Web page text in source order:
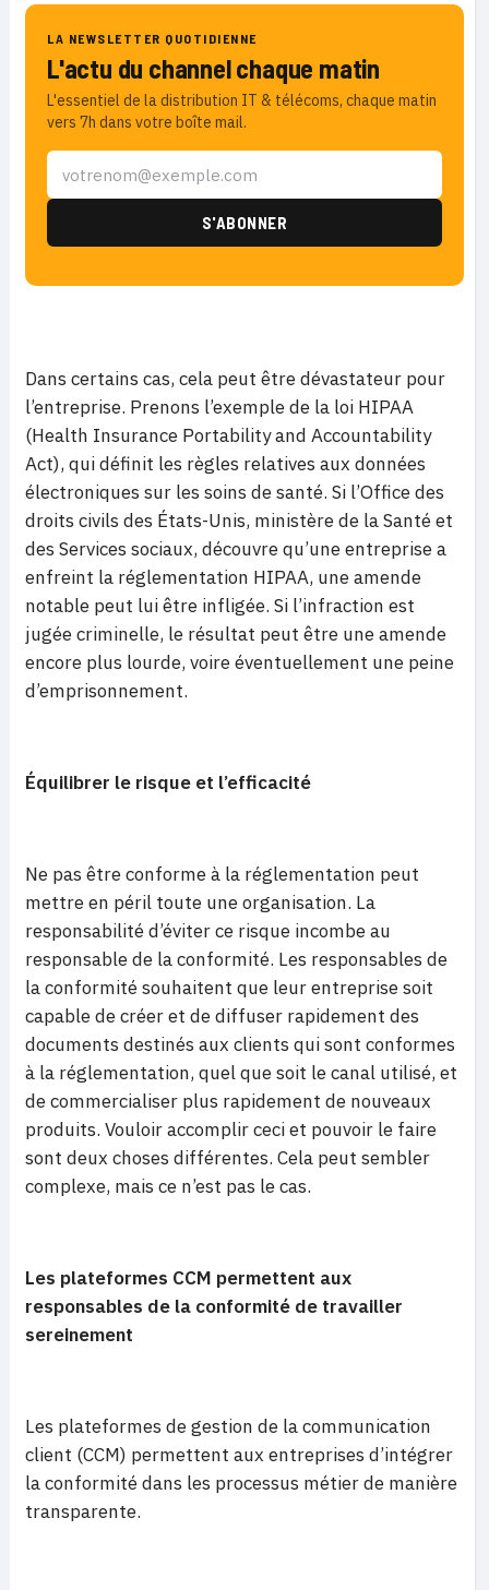
LA NEWSLETTER QUOTIDIENNE
L'actu du channel chaque matin
L'essentiel de la distribution IT & télécoms, chaque matin
vers 7h dans votre boîte mail.
Dans certains cas, cela peut être dévastateur pour
l’entreprise. Prenons l’exemple de la loi HIPAA
(Health Insurance Portability and Accountability
Act), qui définit les règles relatives aux données
électroniques sur les soins de santé. Si l’Office des
droits civils des États-Unis, ministère de la Santé et
des Services sociaux, découvre qu’une entreprise a
enfreint la réglementation HIPAA, une amende
notable peut lui être infligée. Si l’infraction est
jugée criminelle, le résultat peut être une amende
encore plus lourde, voire éventuellement une peine
d’emprisonnement.
Équilibrer le risque et l’efficacité
Ne pas être conforme à la réglementation peut
mettre en péril toute une organisation. La
responsabilité d’éviter ce risque incombe au
responsable de la conformité. Les responsables de
la conformité souhaitent que leur entreprise soit
capable de créer et de diffuser rapidement des
documents destinés aux clients qui sont conformes
à la réglementation, quel que soit le canal utilisé, et
de commercialiser plus rapidement de nouveaux
produits. Vouloir accomplir ceci et pouvoir le faire
sont deux choses différentes. Cela peut sembler
complexe, mais ce n’est pas le cas.
Les plateformes CCM permettent aux
responsables de la conformité de travailler
sereinement
Les plateformes de gestion de la communication
client (CCM) permettent aux entreprises d’intégrer
la conformité dans les processus métier de manière
transparente.